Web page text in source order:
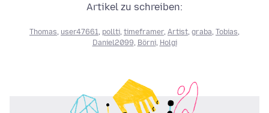
Artikel zu schreiben:
Thomas user47661 pollti timeframer, Artist graba Tobias
Daniel2099 Börni, Holgi